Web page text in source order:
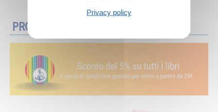
PROMOZIONI
Privacy policy